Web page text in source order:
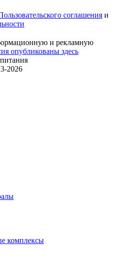
соглашения и
и рекламную
опубликованы здесь
2026
комплексы